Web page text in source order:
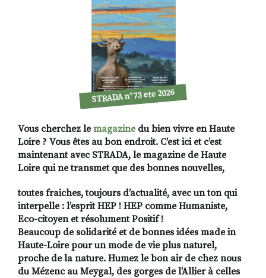
STRADA n°73 ete 2026
Vous cherchez lemagazine du bien vivre en Haute
Loire ? Vous êtes au bon endroit. C’est ici et c’est
maintenant avec STRADA, le magazine de Haute
Loire qui ne transmet que des bonnes nouvelles,
toutes fraiches, toujours d’actualité, avec un ton qui
interpelle : l’esprit HEP ! HEP comme Humaniste,
Eco-citoyen et résolument Positif !
Beaucoup de solidarité et de bonnes idées made in
Haute-Loire pour un mode de vie plus naturel,
proche de la nature. Humez le bon air de chez nous
du Mézenc au Meygal, des gorges de l’Allier à celles